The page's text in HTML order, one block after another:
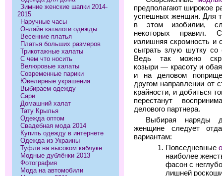
предполагают широкое
успешных женщин. Для
в этом изобилии,
некоторых правил.
излишняя скромность и
сыграть злую шутку со
Ведь так можно
козыри — красоту и
и на деловом
другом направлении от
крайности, и добиться
перестанут
делового партнера.
Выбирая наряды
женщине следует
вариантам:
Повседневные
наиболее
фасон с
лишней
Зимние женские шапки 2014-
2015
Наручные часы
Онлайн каталоги одежды
Весенние платья
Платья больших размеров
Трикотажные халаты
С чем что носить
Велюровые халаты
Современные парики
Ювелирные украшения
Выбираем одежду
Сари
Домашний халат
Тату Крылья
Одежда оптом
Свадебная мода 2014
Купить одежду в интернете
Одежда из Украины
Туфли на высоком каблуке
Модные дублёнки 2013
Фотография
Мода на автомобили